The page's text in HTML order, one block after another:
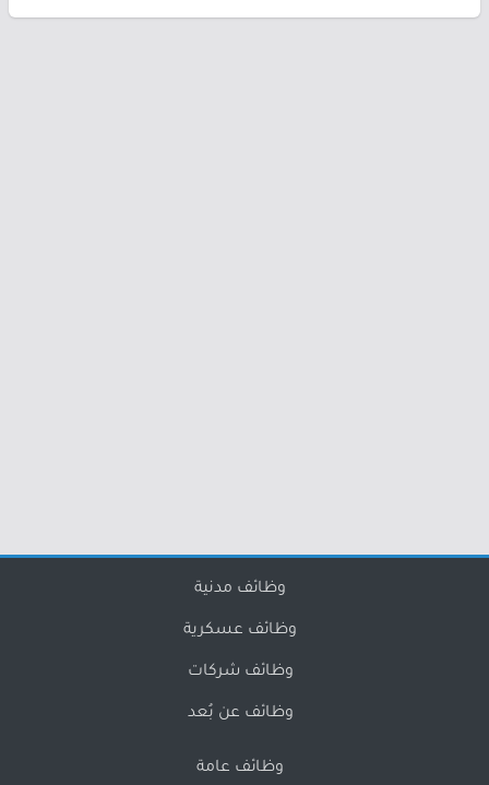
وظائف مدنية
وظائف عسكرية
وظائف شركات
وظائف عن بُعد
وظائف عامة